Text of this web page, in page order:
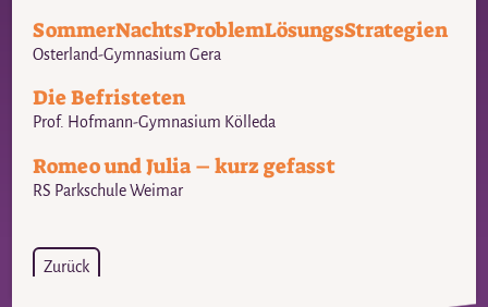
SommerNachtsProblemLösungsStrategien
Osterland-Gymnasium Gera
Die Befristeten
Prof. Hofmann-Gymnasium Kölleda
Romeo und Julia – kurz gefasst
RS Parkschule Weimar
Zurück